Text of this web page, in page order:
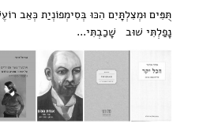
תֻּפִּים וּמְצִלְתָּיִם הִכּוּ בְּסִימְפוֹנְיַת כְּאֵב
נָפַלְתִּי שׁוּב שָׁכַבְתִּי...